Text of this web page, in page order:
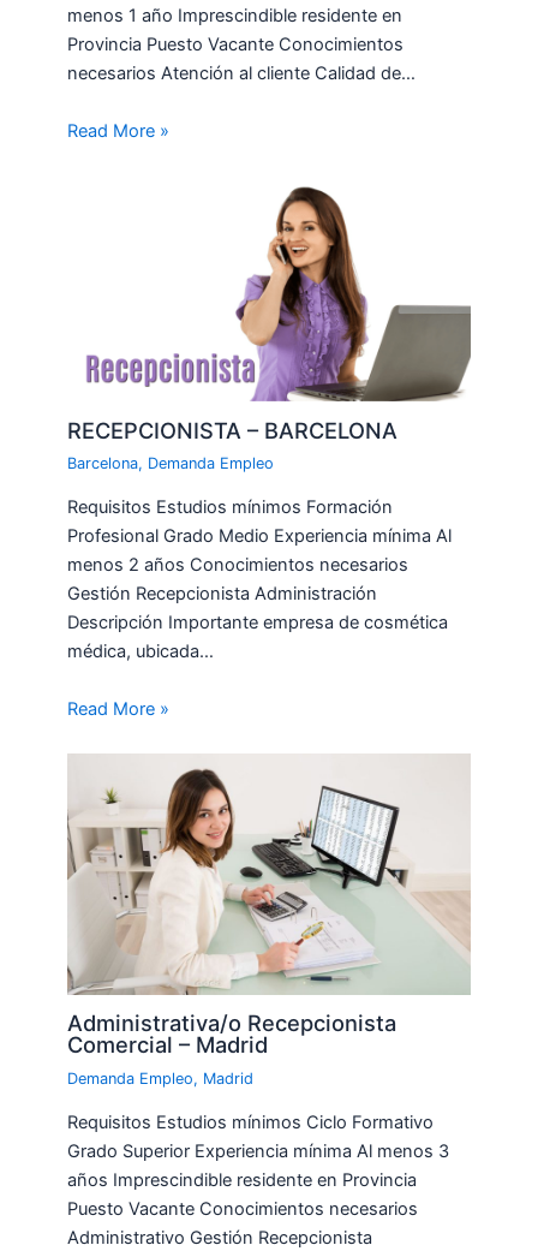
menos 1 año Imprescindible residente en
Provincia Puesto Vacante Conocimientos
necesarios Atención al cliente Calidad de…
Read More »
RECEPCIONISTA – BARCELONA
Barcelona, Demanda Empleo
Requisitos Estudios mínimos Formación
Profesional Grado Medio Experiencia mínima Al
menos 2 años Conocimientos necesarios
Gestión Recepcionista Administración
Descripción Importante empresa de cosmética
médica, ubicada…
Read More »
Administrativa/o Recepcionista
Comercial – Madrid
Demanda Empleo, Madrid
Requisitos Estudios mínimos Ciclo Formativo
Grado Superior Experiencia mínima Al menos 3
años Imprescindible residente en Provincia
Puesto Vacante Conocimientos necesarios
Administrativo Gestión Recepcionista